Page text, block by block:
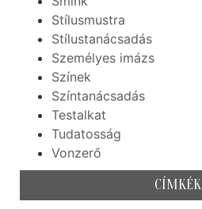
Stílusmustra
Stílustanácsadás
Személyes imázs
Színek
Színtanácsadás
Testalkat
Tudatosság
Vonzerő
CÍMKÉK